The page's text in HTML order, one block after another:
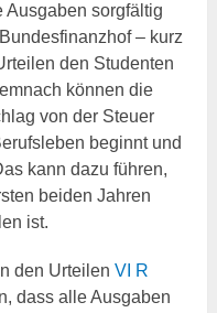
sorgfältig
– kurz
den Studenten
können die
von der Steuer
beginnt und
kann dazu führen,
beiden Jahren
ist.
den UrteilenVI R
dass alle Ausgaben